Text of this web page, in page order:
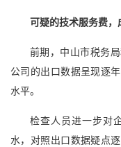
可疑的技术服务费
前期，中山市税务
公司的出口数据呈现逐
水平。
检查人员进一步对
水，对照出口数据疑点